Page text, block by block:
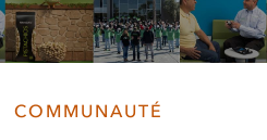
COMMUNAUTÉ